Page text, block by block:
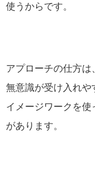
使うからです。
アプローチの仕方は
無意識が受け入れや
イメージワークを
があります。